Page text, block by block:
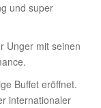
und super
Unger mit seinen
Buffet eröffnet.
internationaler